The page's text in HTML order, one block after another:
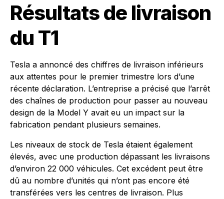
Résultats de livraison
du T1
Tesla a annoncé des chiffres de livraison inférieurs
aux attentes pour le premier trimestre lors d’une
récente déclaration. L’entreprise a précisé que l’arrêt
des chaînes de production pour passer au nouveau
design de la Model Y avait eu un impact sur la
fabrication pendant plusieurs semaines.
Les niveaux de stock de Tesla étaient également
élevés, avec une production dépassant les livraisons
d’environ 22 000 véhicules. Cet excédent peut être
dû au nombre d’unités qui n’ont pas encore été
transférées vers les centres de livraison. Plus